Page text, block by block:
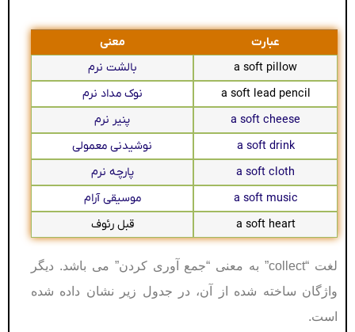
عبارت
معنی
a soft pillow
بالشت نرم
a soft lead pencil
نوک مداد نرم
a soft cheese
پنیر نرم
a soft drink
نوشیدنی معمولی
a soft cloth
پارچه نرم
a soft music
موسیقی آرام
a soft heart
قبل رئوف
لغت “collect” به معنی “جمع آوری کردن” می باشد. دیگر
واژگان ساخته شده از آن، در جدول زیر نشان داده شده
است.